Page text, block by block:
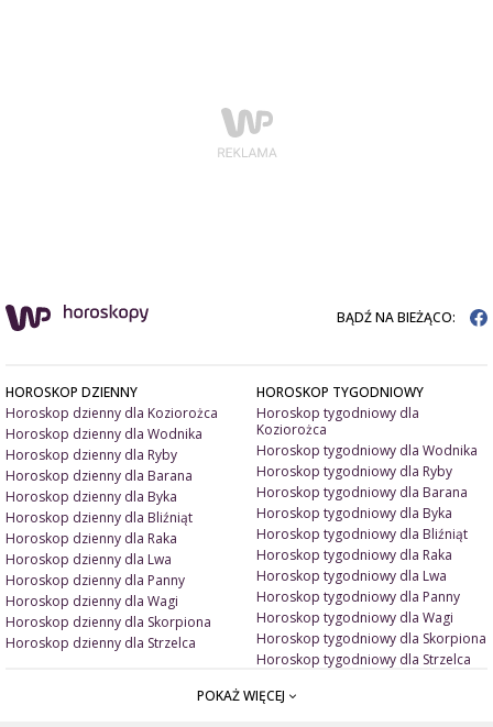
BĄDŹ NA BIEŻĄCO:
HOROSKOP DZIENNY
Horoskop dzienny dla Koziorożca
Horoskop dzienny dla Wodnika
Horoskop dzienny dla Ryby
Horoskop dzienny dla Barana
Horoskop dzienny dla Byka
Horoskop dzienny dla Bliźniąt
Horoskop dzienny dla Raka
Horoskop dzienny dla Lwa
Horoskop dzienny dla Panny
Horoskop dzienny dla Wagi
Horoskop dzienny dla Skorpiona
Horoskop dzienny dla Strzelca
HOROSKOP TYGODNIOWY
Horoskop tygodniowy dla
Koziorożca
Horoskop tygodniowy dla Wodnika
Horoskop tygodniowy dla Ryby
Horoskop tygodniowy dla Barana
Horoskop tygodniowy dla Byka
Horoskop tygodniowy dla Bliźniąt
Horoskop tygodniowy dla Raka
Horoskop tygodniowy dla Lwa
Horoskop tygodniowy dla Panny
Horoskop tygodniowy dla Wagi
Horoskop tygodniowy dla Skorpiona
Horoskop tygodniowy dla Strzelca
ZNAK ZODIAKU A
POKAŻ WIĘCEJ